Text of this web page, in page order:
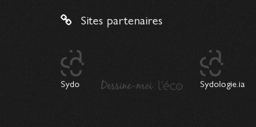
Sites partenaires
Sydo Sydologie.ia